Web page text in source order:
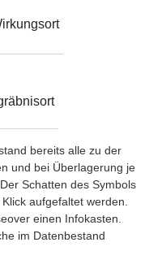
bereits alle zu der
und bei Überlagerung je
Schatten des Symbols
aufgefaltet werden.
einen Infokasten.
im Datenbestand